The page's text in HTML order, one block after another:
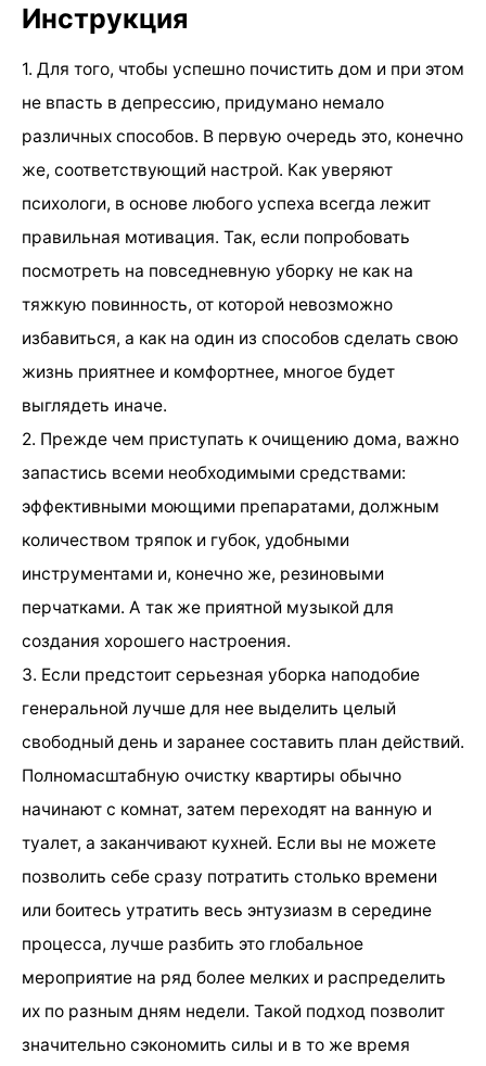
Инструкция
1. Для того, чтобы успешно почистить дом и при этом
не впасть в депрессию, придумано немало
различных способов. В первую очередь это, конечно
же, соответствующий настрой. Как уверяют
психологи, в основе любого успеха всегда лежит
правильная мотивация. Так, если попробовать
посмотреть на повседневную уборку не как на
тяжкую повинность, от которой невозможно
избавиться, а как на один из способов сделать свою
жизнь приятнее и комфортнее, многое будет
выглядеть иначе.
2. Прежде чем приступать к очищению дома, важно
запастись всеми необходимыми средствами:
эффективными моющими препаратами, должным
количеством тряпок и губок, удобными
инструментами и, конечно же, резиновыми
перчатками. А так же приятной музыкой для
создания хорошего настроения.
3. Если предстоит серьезная уборка наподобие
генеральной лучше для нее выделить целый
свободный день и заранее составить план действий.
Полномасштабную очистку квартиры обычно
начинают с комнат, затем переходят на ванную и
туалет, а заканчивают кухней. Если вы не можете
позволить себе сразу потратить столько времени
или боитесь утратить весь энтузиазм в середине
процесса, лучше разбить это глобальное
мероприятие на ряд более мелких и распределить
их по разным дням недели. Такой подход позволит
значительно сэкономить силы и в то же время